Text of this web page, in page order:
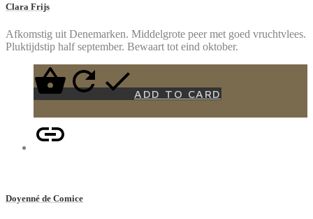
Clara Frijs
Afkomstig uit Denemarken. Middelgrote peer met goed vruchtvlees.
Pluktijdstip half september. Bewaart tot eind oktober.
ADD TO CARD
Doyenné de Comice